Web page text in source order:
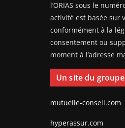
l’ORIAS sous le
activité est basée sur
conformément à la
consentement ou
moment à l’adresse
Un site du
mutuelle-conseil.com
hyperassur.com